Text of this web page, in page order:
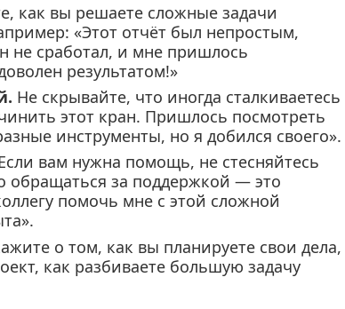
как вы решаете сложные задачи
«Этот отчёт был непростым,
не сработал, и мне пришлось
результатом!»
Не скрывайте, что иногда сталкиваетесь
этот кран. Пришлось посмотреть
инструменты, но я добился своего».
вам нужна помощь, не стесняйтесь
обращаться за поддержкой — это
помочь мне с этой сложной
о том, как вы планируете свои дела,
как разбиваете большую задачу